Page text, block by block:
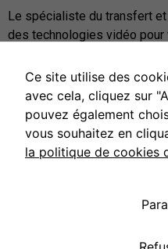
Le spécialiste du transfert et
des technologies vidéo
d’entreprise,
publicités…
Toutes les solutions
professionnels.
Ce site utilise des
avec cela, cliquez sur
pouvez également
vous souhaitez en
la politique de cookies